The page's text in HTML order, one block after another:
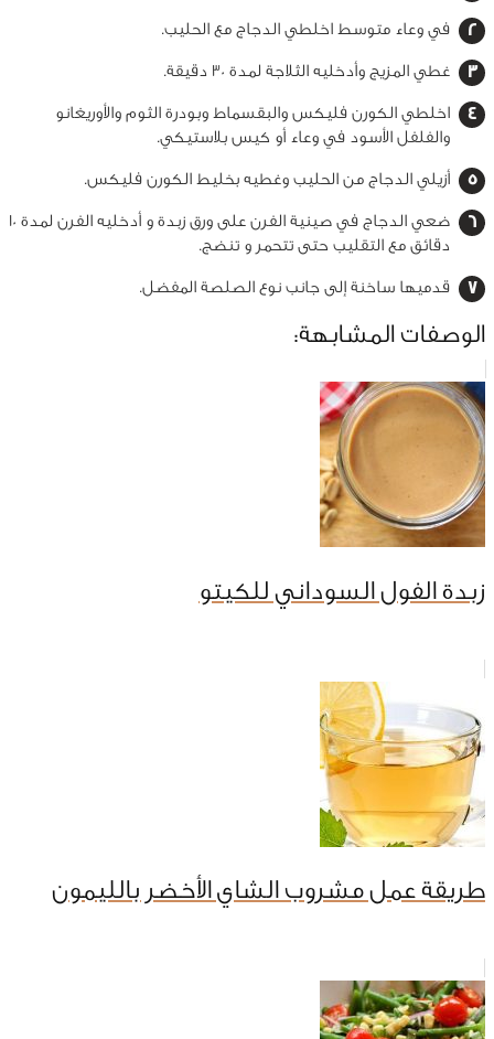
في وعاء متوسط اخلطي الدجاج مع الحليب.
غطي المزيج وأدخليه الثلاجة لمدة 30 دقيقة.
اخلطي الكورن فليكس والبقسماط وبودرة الثوم والأوريغانو
والفلفل الأسود في وعاء أو كيس بلاستيكي.
أزيلي الدجاج من الحليب وغطيه بخليط الكورن فليكس.
ضعي الدجاج في صينية الفرن على ورق زبدة و أدخليه الفرن لمدة 10
دقائق مع التقليب حتى تتحمر و تنضج.
قدميها ساخنة إلى جانب نوع الصلصة المفضل.
الوصفات المشابهة:
زبدة الفول السوداني للكيتو
طريقة عمل مشروب الشاي الأخضر بالليمون